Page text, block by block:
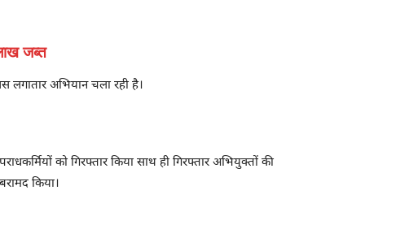
जब्त
लगातार अभियान चला रही है।
को गिरफ्तार किया साथ ही गिरफ्तार अभियुक्तों की
किया।